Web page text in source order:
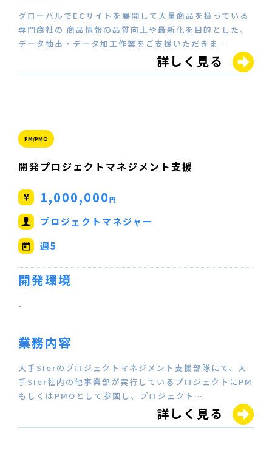
グローバルでECサイトを展開して大量商品を扱っている
専門商社の 商品情報の品質向上や最新化を目的とした、
データ抽出・データ加工作業をご支援いただきま…
詳しく見る
PM/PMO
開発プロジェクトマネジメント支援
1,000,000円
プロジェクトマネジャー
週5
開発環境
-
業務内容
大手SIerのプロジェクトマネジメント支援部隊にて、大
手SIer社内の他事業部が実行しているプロジェクトにPM
もしくはPMOとして参画し、プロジェクト…
詳しく見る